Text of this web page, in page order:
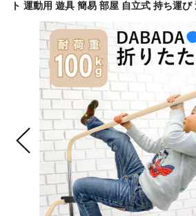
ト 運動用 遊具 簡易 部屋 自立式 持ち運び